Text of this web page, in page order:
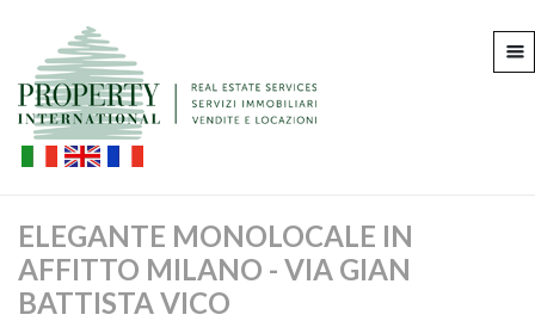
ELEGANTE MONOLOCALE IN
AFFITTO MILANO - VIA GIAN
BATTISTA VICO